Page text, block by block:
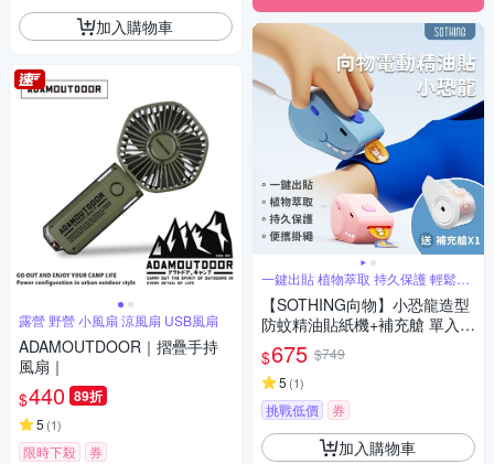
加入購物車
露營 野營 小風扇 涼風扇 USB風扇
ADAMOUTDOOR｜摺疊手持
風扇｜
$440 89折
5 (1)
限時下殺 券
一鍵出貼 植物萃取 持久保護 輕鬆替
【SOTHING向物】小恐龍造型
防蚊精油貼紙機+補充艙 單入組
防蚊貼/驅蚊貼/防蚊/精油貼片/
驅蚊貼片/植物精油貼/小黑蚊
$675 $749
5 (1)
挑戰低價 券
加入購物車